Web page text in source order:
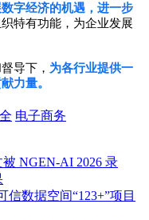
字经济的机遇，进一步
特有功能，为企业发展
导下， 为各行业提供一
力量。
电子商务
NGEN-AI 2026 录
数据空间“123+”项目